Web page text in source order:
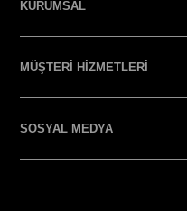
KURUMSAL
MÜŞTERİ HİZMETLERİ
SOSYAL MEDYA